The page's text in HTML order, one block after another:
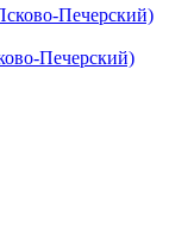
Печерский)